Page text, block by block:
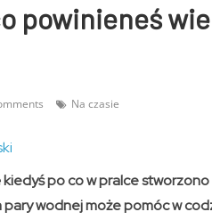
powinieneś
Na czasie
kiedyś po co w pralce
pary wodnej może pomóc w